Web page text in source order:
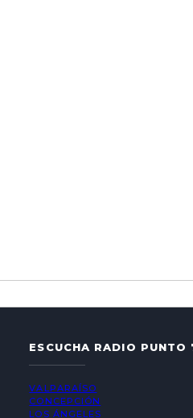
ESCUCHA RADIO PUNTO
VALPARAÍSO
CONCEPCIÓN
LOS ÁNGELES